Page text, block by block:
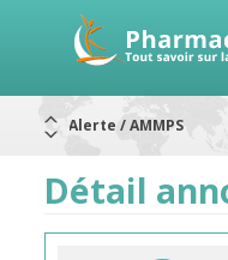
Aureomycine
RAPPELS DE LOTS
Rappel de lots :
Rappel de lots :
Détail